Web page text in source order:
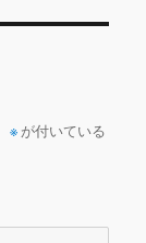
※ が付いている